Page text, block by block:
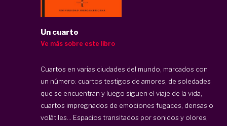
Un cuarto
Ve más sobre este libro
Cuartos en varias ciudades del mundo, marcados con
un número: cuartos testigos de amores, de soledades
que se encuentran y luego siguen el viaje de la vida;
cuartos impregnados de emociones fugaces, densas o
volátiles… Espacios transitados por sonidos y olores,